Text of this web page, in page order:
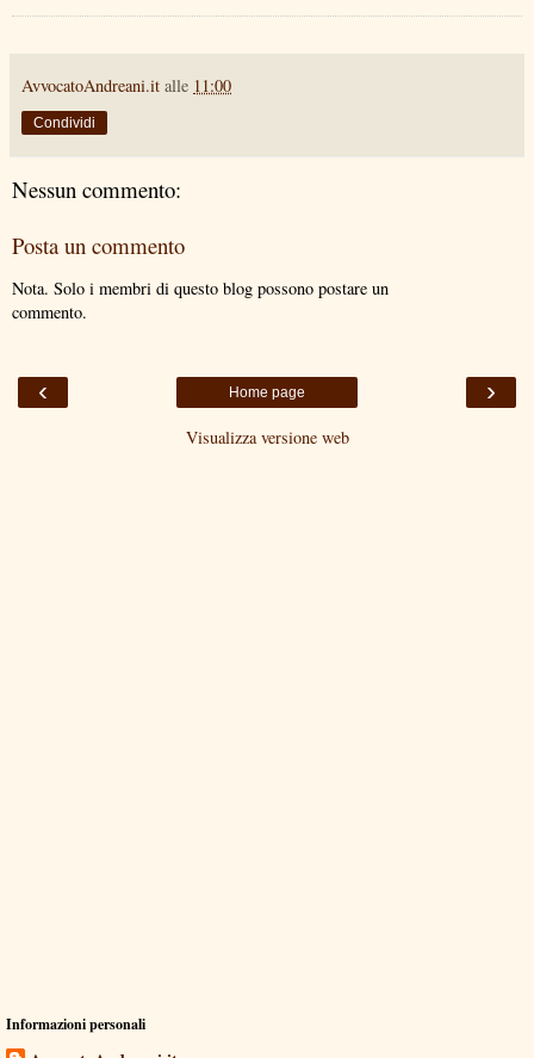
AvvocatoAndreani.it alle 11:00
Condividi
Nessun commento:
Posta un commento
Nota. Solo i membri di questo blog possono postare un
commento.
‹ ›
Home page
Visualizza versione web
Informazioni personali